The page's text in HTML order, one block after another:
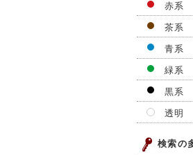
赤系
茶系
青系
緑系
黒系
透明
検索の